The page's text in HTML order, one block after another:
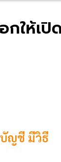
ให้เปิ
ญชี มีวิธี